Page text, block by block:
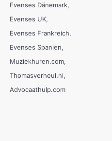
Evenses Dänemark
Evenses UK
Evenses Frankreich
Evenses Spanien
Muziekhuren.com
Thomasverheul.nl
Advocaathulp.com